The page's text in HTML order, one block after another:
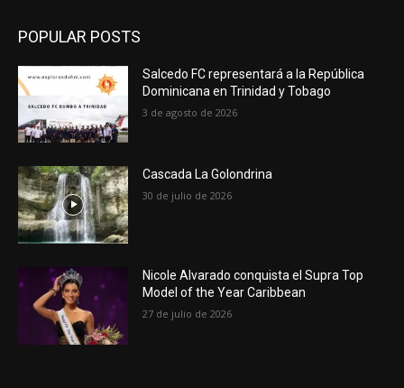
POPULAR POSTS
Salcedo FC representará a la República
Dominicana en Trinidad y Tobago
3 de agosto de 2026
Cascada La Golondrina
30 de julio de 2026
Nicole Alvarado conquista el Supra Top
Model of the Year Caribbean
27 de julio de 2026